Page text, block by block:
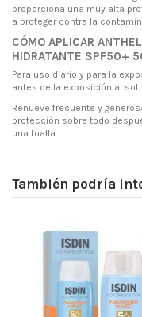
proporciona una muy alta
a proteger contra la
CÓMO APLICAR
HIDRATANTE SPF50+
Para uso diario y para la
antes de la exposición al sol.
Renueve frecuente y
protección sobre todo
una toalla.
También podría
ahorras 2,50 €